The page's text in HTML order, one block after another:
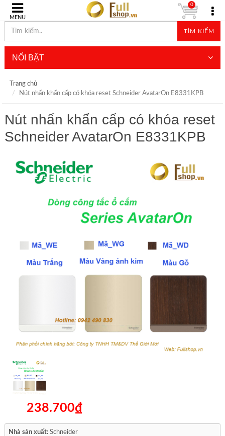
MENU
TÌM KIẾM
0
NỔI BẬT
Trang chủ
Nút nhấn khẩn cấp có khóa reset Schneider AvatarOn E8331KPB
Nút nhấn khẩn cấp có khóa reset
Schneider AvatarOn E8331KPB
238.700₫
Nhà sản xuất: Schneider